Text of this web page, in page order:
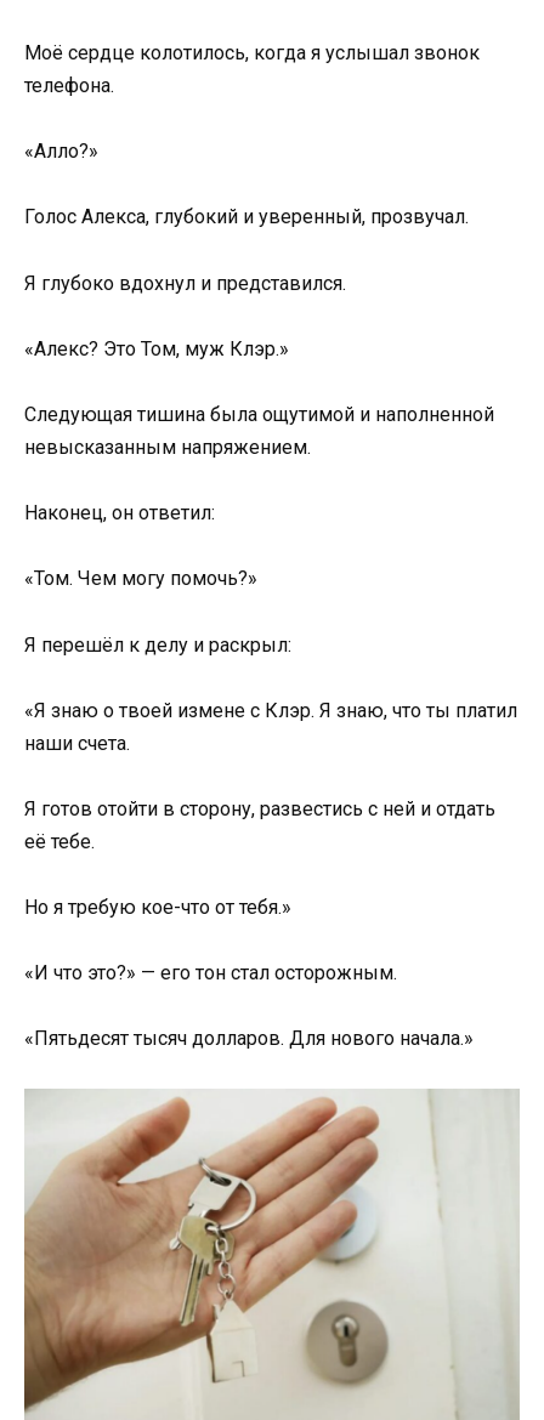
Моё сердце колотилось, когда я услышал звонок
телефона.
«Алло?»
Голос Алекса, глубокий и уверенный, прозвучал.
Я глубоко вдохнул и представился.
«Алекс? Это Том, муж Клэр.»
Следующая тишина была ощутимой и наполненной
невысказанным напряжением.
Наконец, он ответил:
«Том. Чем могу помочь?»
Я перешёл к делу и раскрыл:
«Я знаю о твоей измене с Клэр. Я знаю, что ты платил
наши счета.
Я готов отойти в сторону, развестись с ней и отдать
её тебе.
Но я требую кое-что от тебя.»
«И что это?» — его тон стал осторожным.
«Пятьдесят тысяч долларов. Для нового начала.»